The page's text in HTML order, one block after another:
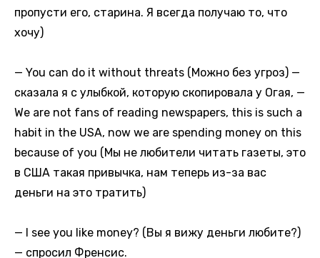
пропусти его, старина. Я всегда получаю то, что
хочу)
— You can do it without threats (Можно без угроз) —
сказала я с улыбкой, которую скопировала у Огая, —
We are not fans of reading newspapers, this is such a
habit in the USA, now we are spending money on this
because of you (Мы не любители читать газеты, это
в США такая привычка, нам теперь из-за вас
деньги на это тратить)
— I see you like money? (Вы я вижу деньги любите?)
— спросил Френсис.